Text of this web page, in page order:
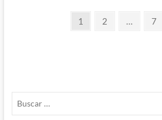
PaginaciónPágina
1 Página
2 … 7